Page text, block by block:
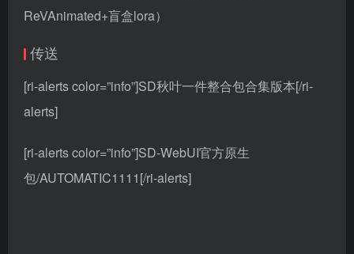
ReVAnimated+盲盒lora）
传送
[ri-alerts color=”info”]SD秋叶一件整合包合集版本[/ri-
alerts]
[ri-alerts color=”info”]SD-WebUI官方原生
包/AUTOMATIC1111[/ri-alerts]